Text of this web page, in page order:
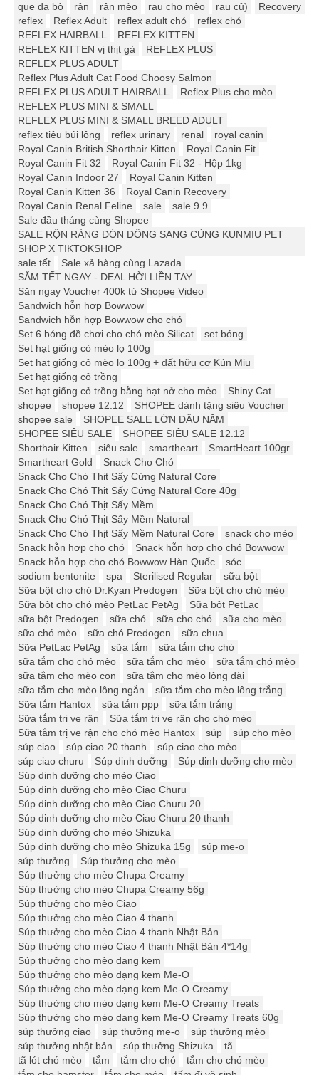
que da bò
rận rận mèo rau cho mèo rau củ)
Recovery
reflex
Reflex Adult reflex adult chó
reflex chó
REFLEX HAIRBALL
REFLEX KITTEN
REFLEX KITTEN vị thịt gà
REFLEX PLUS
REFLEX PLUS ADULT
Reflex Plus Adult Cat Food Choosy Salmon
REFLEX PLUS ADULT HAIRBALL
Reflex Plus cho mèo
REFLEX PLUS MINI & SMALL
REFLEX PLUS MINI & SMALL BREED ADULT
reflex tiêu búi lông
reflex urinary renal
royal canin
Royal Canin British Shorthair Kitten
Royal Canin Fit
Royal Canin Fit 32
Royal Canin Fit 32 - Hộp 1kg
Royal Canin Indoor 27
Royal Canin Kitten
Royal Canin Kitten 36
Royal Canin Recovery
Royal Canin Renal Feline
sale
sale 9.9
Sale đầu tháng cùng Shopee
SALE RỘN RÀNG ĐÓN ĐÔNG SANG CÙNG KUNMIU PET
SHOP X TIKTOKSHOP
sale tết
Sale xả hàng cùng Lazada
SẮM TẾT NGAY - DEAL HỜI LIỀN TAY
Săn ngay Voucher 400k từ Shopee Video
Sandwich hỗn hợp Bowwow
Sandwich hỗn hợp Bowwow cho chó
Set 6 bóng đồ chơi cho chó mèo Silicat
set bóng
Set hạt giống cỏ mèo lọ 100g
Set hạt giống cỏ mèo lọ 100g + đất hữu cơ Kún Miu
Set hạt giống cỏ trồng
Set hạt giống cỏ trồng bằng hạt nở cho mèo
Shiny Cat
shopee
shopee 12.12
SHOPEE dành tặng siêu Voucher
shopee sale
SHOPEE SALE LỚN ĐẦU NĂM
SHOPEE SIÊU SALE
SHOPEE SIÊU SALE 12.12
Shorthair Kitten
siêu sale smartheart
SmartHeart 100gr
Smartheart Gold
Snack Cho Chó
Snack Cho Chó Thịt Sấy Cứng Natural Core
Snack Cho Chó Thịt Sấy Cứng Natural Core 40g
Snack Cho Chó Thịt Sấy Mềm
Snack Cho Chó Thịt Sấy Mềm Natural
Snack Cho Chó Thịt Sấy Mềm Natural Core
snack cho mèo
Snack hỗn hợp cho chó
Snack hỗn hợp cho chó Bowwow
Snack hỗn hợp cho chó Bowwow Hàn Quốc
sóc
sodium bentonite
spa Sterilised Regular
sữa bột
Sữa bột cho chó Dr.Kyan Predogen
Sữa bột cho chó mèo
Sữa bột cho chó mèo PetLac PetAg
Sữa bột PetLac
sữa bột Predogen
sữa chó sữa cho chó
sữa cho mèo
sữa chó mèo
sữa chó Predogen
sữa chua
Sữa PetLac PetAg
sữa tắm
sữa tắm cho chó
sữa tắm cho chó mèo
sữa tắm cho mèo
sữa tắm chó mèo
sữa tắm cho mèo con
sữa tắm cho mèo lông dài
sữa tắm cho mèo lông ngắn
sữa tắm cho mèo lông trắng
Sữa tắm Hantox
sữa tắm ppp
sữa tắm trắng
Sữa tắm trị ve rận
Sữa tắm trị ve rận cho chó mèo
Sữa tắm trị ve rận cho chó mèo Hantox
súp
súp cho mèo
súp ciao
súp ciao 20 thanh
súp ciao cho mèo
súp ciao churu
Súp dinh dưỡng
Súp dinh dưỡng cho mèo
Súp dinh dưỡng cho mèo Ciao
Súp dinh dưỡng cho mèo Ciao Churu
Súp dinh dưỡng cho mèo Ciao Churu 20
Súp dinh dưỡng cho mèo Ciao Churu 20 thanh
Súp dinh dưỡng cho mèo Shizuka
Súp dinh dưỡng cho mèo Shizuka 15g
súp me-o
súp thưởng
Súp thưởng cho mèo
Súp thưởng cho mèo Chupa Creamy
Súp thưởng cho mèo Chupa Creamy 56g
Súp thưởng cho mèo Ciao
Súp thưởng cho mèo Ciao 4 thanh
Súp thưởng cho mèo Ciao 4 thanh Nhật Bản
Súp thưởng cho mèo Ciao 4 thanh Nhật Bản 4*14g
Súp thưởng cho mèo dạng kem
Súp thưởng cho mèo dạng kem Me-O
Súp thưởng cho mèo dạng kem Me-O Creamy
Súp thưởng cho mèo dạng kem Me-O Creamy Treats
Súp thưởng cho mèo dạng kem Me-O Creamy Treats 60g
súp thưởng ciao
súp thưởng me-o
súp thưởng mèo
súp thưởng nhật bản
súp thưởng Shizuka
tã
tã lót chó mèo
tắm tắm cho chó
tắm cho chó mèo